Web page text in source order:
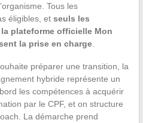
Tous les
éligibles, et seuls les
plateforme officielle Mon
la prise en charge.
préparer une transition, la
hybride représente un
les compétences à acquérir
par le CPF, et on structure
La démarche prend